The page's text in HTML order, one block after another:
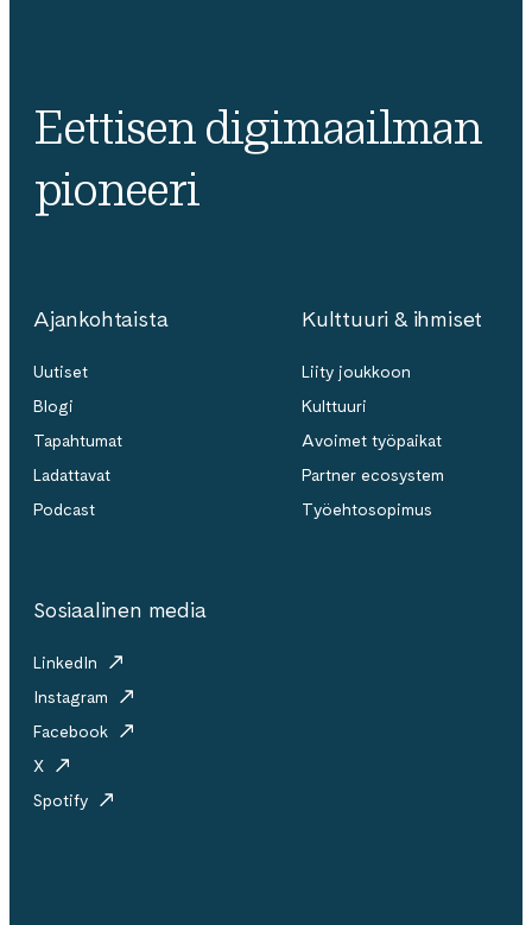
Eettisen digimaailman
pioneeri
Ajankohtaista
Uutiset
Blogi
Tapahtumat
Ladattavat
Podcast
Kulttuuri & ihmiset
Liity joukkoon
Kulttuuri
Avoimet työpaikat
Partner ecosystem
Työehtosopimus
Sosiaalinen media
LinkedIn
Instagram
Facebook
X
Spotify